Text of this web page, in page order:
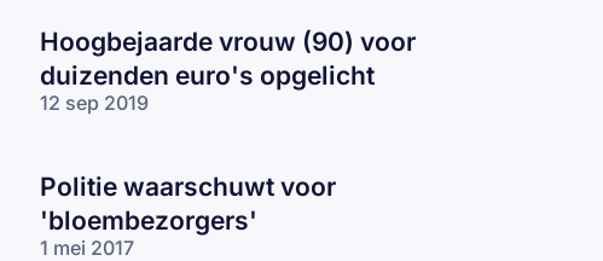
Hoogbejaarde vrouw (90) voor
duizenden euro's opgelicht
12 sep 2019
Politie waarschuwt voor
'bloembezorgers'
1 mei 2017